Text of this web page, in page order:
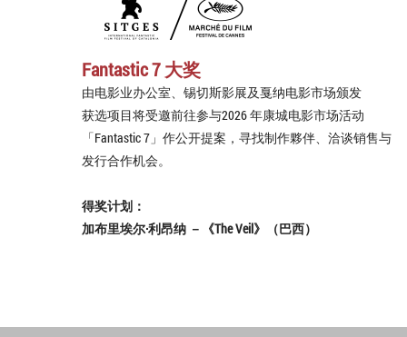
Fantastic 7 大奖
由电影业办公室、锡切斯影展及戛纳电影市场颁发
获选项目将受邀前往参与2026 年康城电影市场活动
「Fantastic 7」作公开提案，寻找制作夥伴、洽谈销售与
发行合作机会。
得奖计划：
加布里埃尔·利昂纳 －《The Veil》（巴西）